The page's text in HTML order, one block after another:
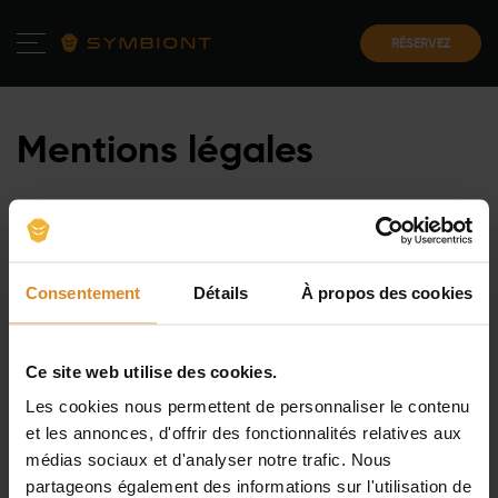
Consentement Détails À propos des cookies
Ce site web utilise des cookies.
Les cookies nous permettent de personnaliser le contenu
et les annonces, d'offrir des fonctionnalités relatives aux
médias sociaux et d'analyser notre trafic. Nous
partageons également des informations sur l'utilisation de
RÉSERVEZ
Mentions légales
Wetzlarer Str. 41-43
35630 Ehringshausen
Germany